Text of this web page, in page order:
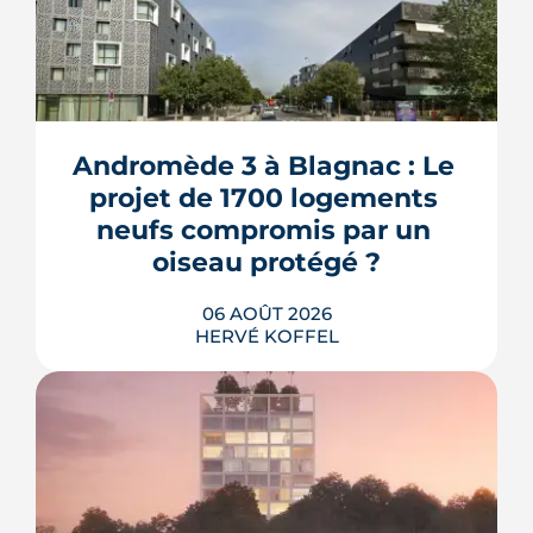
Andromède 3 à Blagnac : Le
projet de 1700 logements
neufs compromis par un
oiseau protégé ?
06 AOÛT 2026
HERVÉ KOFFEL
La troisième et dernière phase de
l'écoquartier Andromède doit livrer